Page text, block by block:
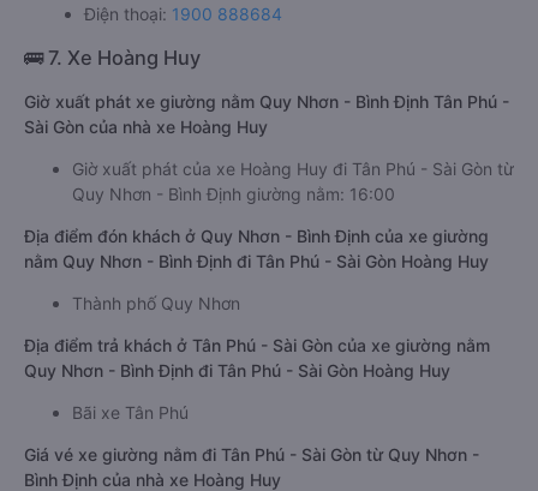
Điện thoại: 1900 888684
🚌 7. Xe Hoàng Huy
Giờ xuất phát xe giường nằm Quy Nhơn - Bình Định Tân Phú -
Sài Gòn của nhà xe Hoàng Huy
Giờ xuất phát của xe Hoàng Huy đi Tân Phú - Sài Gòn từ
Quy Nhơn - Bình Định giường nằm: 16:00
Địa điểm đón khách ở Quy Nhơn - Bình Định của xe giường
nằm Quy Nhơn - Bình Định đi Tân Phú - Sài Gòn Hoàng Huy
Thành phố Quy Nhơn
Địa điểm trả khách ở Tân Phú - Sài Gòn của xe giường nằm
Quy Nhơn - Bình Định đi Tân Phú - Sài Gòn Hoàng Huy
Bãi xe Tân Phú
Giá vé xe giường nằm đi Tân Phú - Sài Gòn từ Quy Nhơn -
Bình Định của nhà xe Hoàng Huy